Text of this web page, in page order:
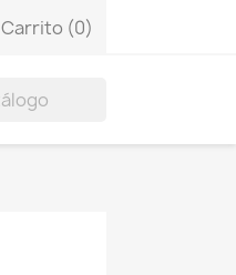
Carrito (0)